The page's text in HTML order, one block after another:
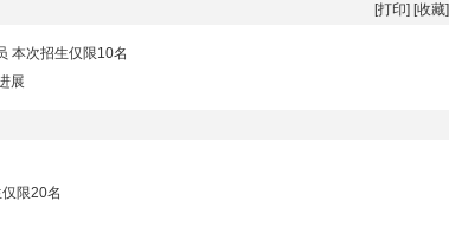
[打印] [收藏]
本次招生仅限10名
展
限20名